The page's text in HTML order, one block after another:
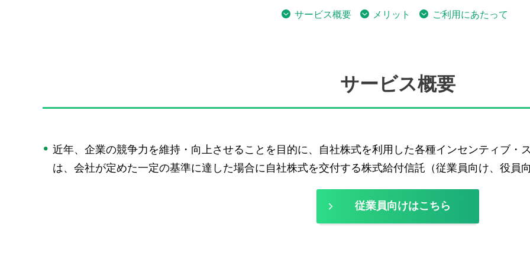
サービス概要 メリット ご利用にあたって
サービス概要
近年、企業の競争力を維持・向上させることを目的に、自社株式を利用した各種インセンティブ・
は、会社が定めた一定の基準に達した場合に自社株式を交付する株式給付信託（従業員向け、役員
従業員向けはこちら